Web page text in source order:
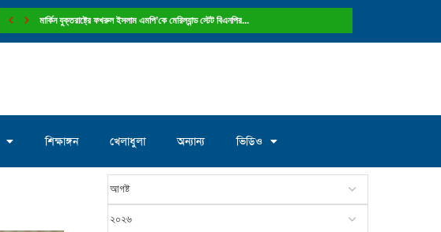
মার্কিন যুক্তরাষ্ট্রে ফখরুল ইসলাম এমপি’কে মেরিল্যান্ড স্টেট বিএনপির...
শিক্ষাঙ্গন খেলাধুলা অন্যান্য ভিডিও